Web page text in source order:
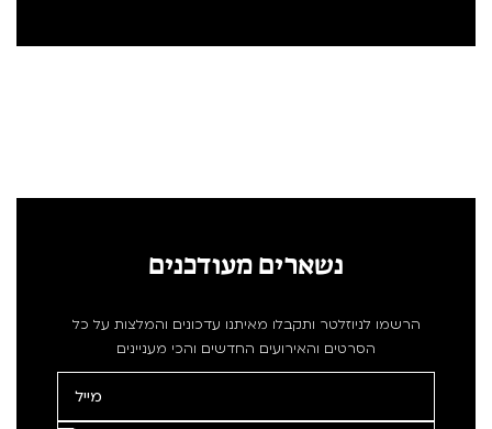
נשארים מעודכנים
הרשמו לניוזלטר ותקבלו מאיתנו עדכונים והמלצות על כל
הסרטים והאירועים החדשים והכי מעניינים